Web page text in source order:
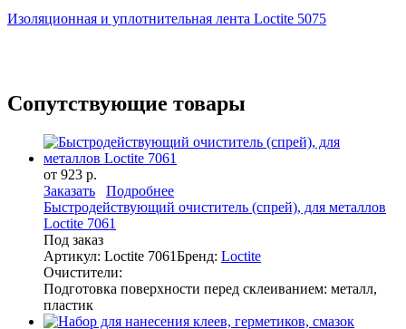
Изоляционная и уплотнительная лента Loctite 5075
Сопутствующие товары
от 923 р.
Заказать
Подробнее
Быстродействующий очиститель (спрей), для металлов
Loctite 7061
Под заказ
Артикул: Loctite 7061Бренд: Loctite
Очистители:
Подготовка поверхности перед склеиванием: металл,
пластик